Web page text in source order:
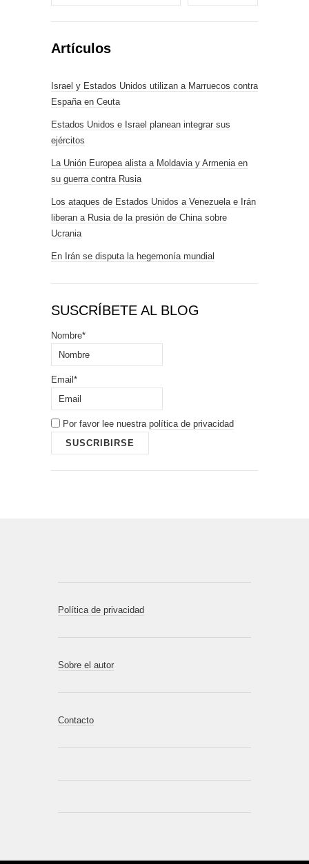
Artículos
Israel y Estados Unidos utilizan a Marruecos contra
España en Ceuta
Estados Unidos e Israel planean integrar sus
ejércitos
La Unión Europea alista a Moldavia y Armenia en
su guerra contra Rusia
Los ataques de Estados Unidos a Venezuela e Irán
liberan a Rusia de la presión de China sobre
Ucrania
En Irán se disputa la hegemonía mundial
SUSCRÍBETE AL BLOG
Nombre*
Email*
Por favor lee nuestra política de privacidad
Política de privacidad
Sobre el autor
Contacto